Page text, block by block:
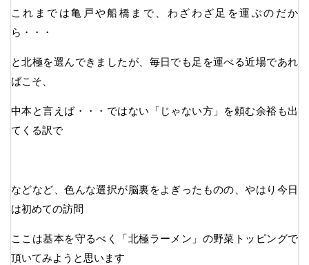
これまでは亀戸や船橋まで、わざわざ足を運ぶのだか
ら・・・
と北極を選んできましたが、毎日でも足を運べる近場であれ
ばこそ、
中本と言えば・・・ではない「じゃない方」を頼む余裕も出
てくる訳で
などなど、色んな選択が脳裏をよぎったものの、やはり今日
は初めての訪問
ここは基本を守るべく「北極ラーメン」の野菜トッピングで
頂いてみようと思います